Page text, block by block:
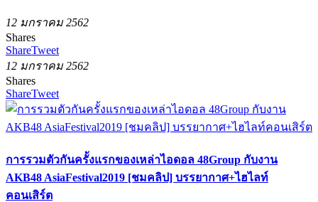
12 มกราคม 2562
Shares
ShareTweet
12 มกราคม 2562
Shares
ShareTweet
การรวมตัวกันครั้งแรกของเหล่าไอดอล 48Group กับงาน
AKB48 AsiaFestival2019 [ชมคลิป] บรรยากาศ+ไฮไลท์
คอนเสิร์ต